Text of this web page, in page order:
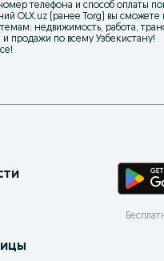
телефона и способ оплаты
OLX.uz (ранее Torg) вы
недвижимость, работа,
продажи по всему Узбекистану!